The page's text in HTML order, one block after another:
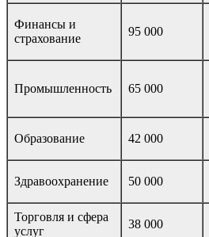
Финансы и
страхование
95 000
Промышленность 65 000
Образование 42 000
Здравоохранение 50 000
Торговля и сфера
услуг
38 000